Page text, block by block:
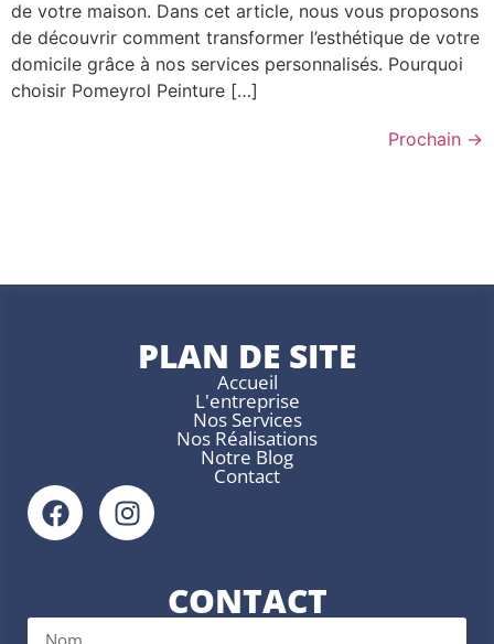
de votre maison. Dans cet article, nous vous proposons
de découvrir comment transformer l’esthétique de votre
domicile grâce à nos services personnalisés. Pourquoi
choisir Pomeyrol Peinture […]
Prochain →
PLAN DE SITE
Accueil
L'entreprise
Nos Services
Nos Réalisations
Notre Blog
Contact
CONTACT